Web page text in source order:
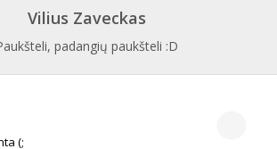
Vilius Zaveckas
padangių paukšteli :D
(;